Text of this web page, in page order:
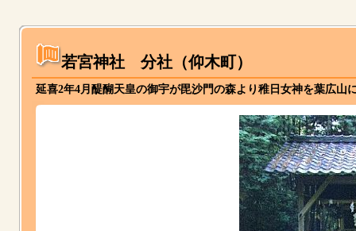
若宮神社 分社（仰木町）
延喜2年4月醍醐天皇の御宇が毘沙門の森より稚日女神を葉広山